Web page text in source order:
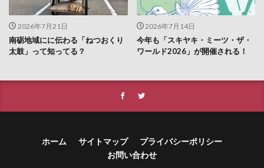
2026年7月21日
南砺地域にに伝わる「ねつおくり
太鼓」って知ってる？
2026年7月14日
今年も「スキヤキ・ミーツ・ザ・
ワールド2026」が開催される！
ホーム サイトマップ
プライバシーポリシー
お問い合わせ